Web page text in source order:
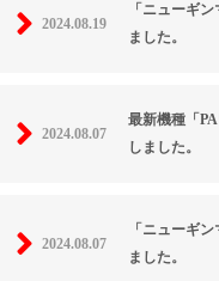
2024.08.19
「ニューギ
ました。
2024.08.07
最新機種「
しました。
2024.08.07
「ニューギ
ました。